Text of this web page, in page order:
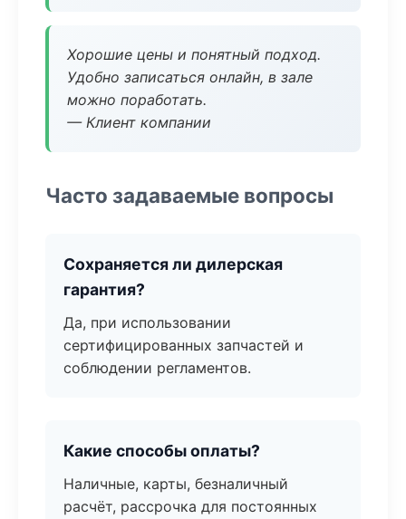
Хорошие цены и понятный подход.
Удобно записаться онлайн, в зале
можно поработать.
— Клиент компании
Часто задаваемые вопросы
Сохраняется ли дилерская
гарантия?
Да, при использовании
сертифицированных запчастей и
соблюдении регламентов.
Какие способы оплаты?
Наличные, карты, безналичный
расчёт, рассрочка для постоянных